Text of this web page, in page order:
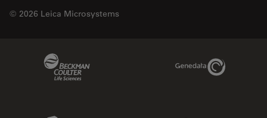
© 2026 Leica Microsystems
Genedata Link